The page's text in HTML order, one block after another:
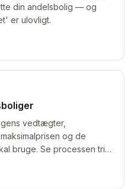
din andelsbolig — og
er ulovligt.
vedtægter,
og de
bruge. Se processen trin